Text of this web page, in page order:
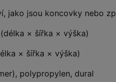
jako jsou koncovky nebo
× šířka × výška)
× šířka × výška)
polypropylen, dural